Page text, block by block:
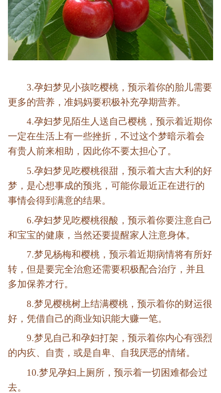
3.孕妇梦见小孩吃樱桃，预示着你的胎儿需要
更多的营养，准妈妈要积极补充孕期营养。
4.孕妇梦见陌生人送自己樱桃，预示着近期你
一定在生活上有一些挫折，不过这个梦暗示着会
有贵人前来相助，因此你不要太担心了。
5.孕妇梦见吃樱桃很甜，预示着大吉大利的好
梦，是心想事成的预兆，可能你最近正在进行的
事情会得到满意的结果。
6.孕妇梦见吃樱桃很酸，预示着你要注意自己
和宝宝的健康，当然还要提醒家人注意身体。
7.梦见杨梅和樱桃，预示着近期病情将有所好
转，但是要完全治愈还需要积极配合治疗，并且
多加保养才行。
8.梦见樱桃树上结满樱桃，预示着你的财运很
好，凭借自己的商业知识能大赚一笔。
9.梦见自己和孕妇打架，预示着你内心有强烈
的内疚、自责，或是自卑、自我厌恶的情绪。
10.梦见孕妇上厕所，预示着一切困难都会过
去。